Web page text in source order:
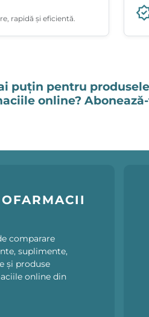
rapidă și eficientă.
puțin pentru
online?
comparare
suplimente,
și produse
online din